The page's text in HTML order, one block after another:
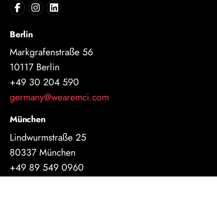
Berlin
Markgrafenstraße 56
10117 Berlin
+49 30 204 590
germany@wearemci.com
München
Lindwurmstraße 25
80337 München
+49 89 549 0960